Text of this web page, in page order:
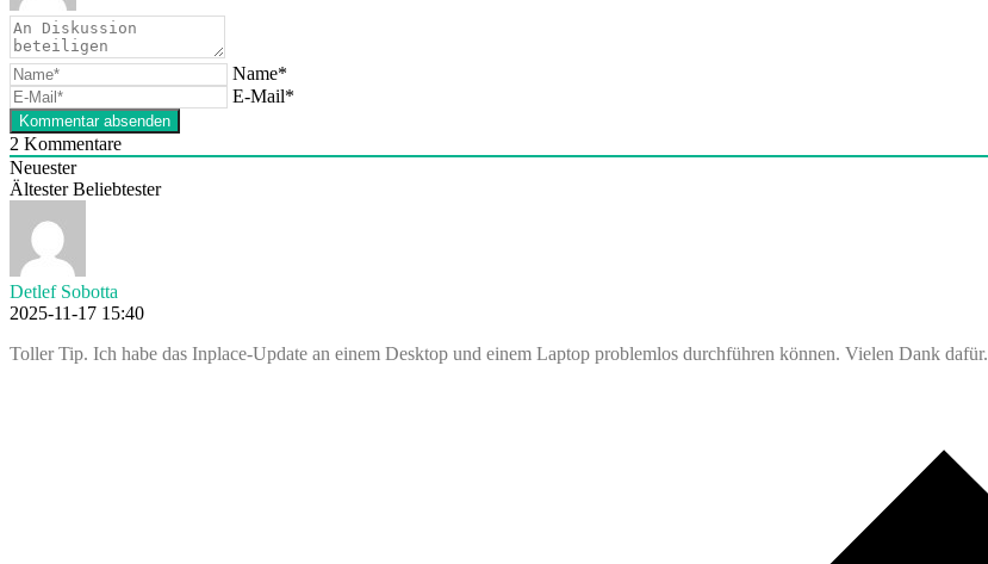
Name*
E-Mail*
2 Kommentare
Neuester
Ältester Beliebtester
Detlef Sobotta
2025-11-17 15:40
Toller Tip. Ich habe das Inplace-Update an einem Desktop und einem Laptop problemlos durchführen können. Vielen Dank dafür.